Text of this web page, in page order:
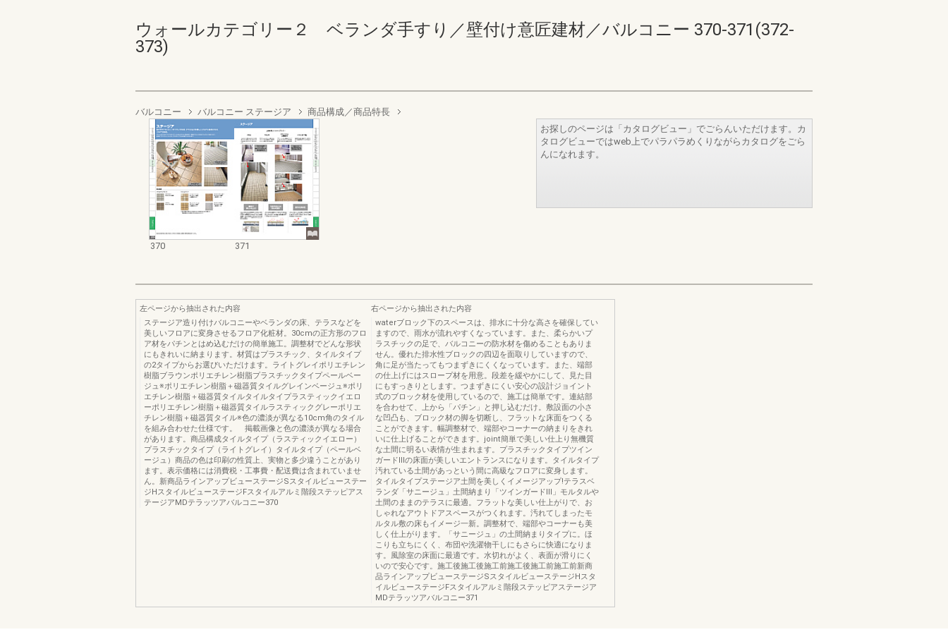
ウォールカテゴリー２ ベランダ手すり／壁付け意匠建材／バルコニー 370-371(372-
373)
バルコニー バルコニー ステージア 商品構成／商品特長
370 371
お探しのページは「カタログビュー」でごらんいただけます。カ
タログビューではweb上でパラパラめくりながらカタログをごら
んになれます。
左ページから抽出された内容
ステージア造り付けバルコニーやベランダの床、テラスなどを
美しいフロアに変身させるフロア化粧材。30cmの正方形のフロ
ア材をパチンとはめ込むだけの簡単施工。調整材でどんな形状
にもきれいに納まります。材質はプラスチック、タイルタイプ
の2タイプからお選びいただけます。ライトグレイポリエチレン
樹脂ブラウンポリエチレン樹脂プラスチックタイプペールベー
ジュ※ポリエチレン樹脂＋磁器質タイルグレインベージュ※ポリ
エチレン樹脂＋磁器質タイルタイルタイプラスティックイエロ
ーポリエチレン樹脂＋磁器質タイルラスティックグレーポリエ
チレン樹脂＋磁器質タイル※色の濃淡が異なる10cm角のタイル
を組み合わせた仕様です。 掲載画像と色の濃淡が異なる場合
があります。商品構成タイルタイプ（ラスティックイエロー）
プラスチックタイプ（ライトグレイ）タイルタイプ（ペールベ
ージュ）商品の色は印刷の性質上、実物と多少違うことがあり
ます。表示価格には消費税・工事費・配送費は含まれていませ
ん。新商品ラインアップビューステージSスタイルビューステー
ジHスタイルビューステージFスタイルアルミ階段ステッピアス
テージアMDテラッツアバルコニー370
右ページから抽出された内容
waterブロック下のスペースは、排水に十分な高さを確保してい
ますので、雨水が流れやすくなっています。また、柔らかいプ
ラスチックの足で、バルコニーの防水材を傷めることもありま
せん。優れた排水性ブロックの四辺を面取りしていますので、
角に足が当たってもつまずきにくくなっています。また、端部
の仕上げにはスロープ材を用意。段差を緩やかにして、見た目
にもすっきりとします。つまずきにくい安心の設計ジョイント
式のブロック材を使用しているので、施工は簡単です。連結部
を合わせて、上から「パチン」と押し込むだけ。敷設面の小さ
な凹凸も、ブロック材の脚を切断し、フラットな床面をつくる
ことができます。幅調整材で、端部やコーナーの納まりをきれ
いに仕上げることができます。joint簡単で美しい仕上り無機質
な土間に明るい表情が生まれます。プラスチックタイプツイン
ガードⅢの床面が美しいエントランスになります。タイルタイプ
汚れている土間があっという間に高級なフロアに変身します。
タイルタイプステージア土間を美しくイメージアップ!テラスベ
ランダ「サニージュ」土間納まり「ツインガードⅢ」モルタルや
土間のままのテラスに最適。フラットな美しい仕上がりで、お
しゃれなアウトドアスペースがつくれます。汚れてしまったモ
ルタル敷の床もイメージ一新。調整材で、端部やコーナーも美
しく仕上がります。「サニージュ」の土間納まりタイプに。ほ
こりも立ちにくく、布団や洗濯物干しにもさらに快適になりま
す。風除室の床面に最適です。水切れがよく、表面が滑りにく
いので安心です。施工後施工後施工前施工後施工前施工前新商
品ラインアップビューステージSスタイルビューステージHスタ
イルビューステージFスタイルアルミ階段ステッピアステージア
MDテラッツアバルコニー371